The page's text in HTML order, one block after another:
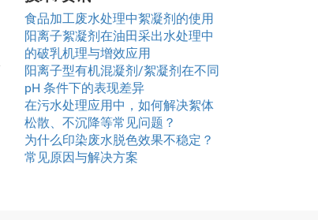
食品加工废水处理中絮凝剂的使用
阳离子絮凝剂在油田采出水处理中
的破乳机理与增效应用
阳离子型有机混凝剂/絮凝剂在不同
pH 条件下的表现差异
在污水处理应用中，如何解决絮体
松散、不沉降等常见问题？
为什么印染废水脱色效果不稳定？
常见原因与解决方案